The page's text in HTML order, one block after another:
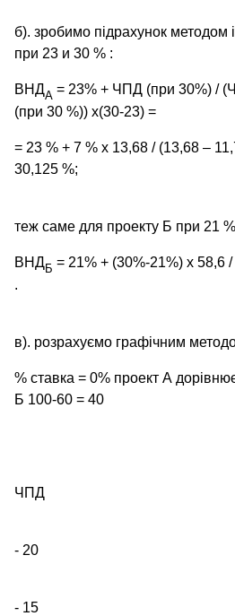
б). зробимо підрахунок методом
при 23 и 30 % :
ВНДА = 23% + ЧПД (при 30%) /
(при 30 %)) х(30-23) =
= 23 % + 7 % х 13,68 / (13,68 –
30,125 %;
теж саме для проекту Б при 21
ВНДБ = 21% + (30%-21%) х 58,6
.
в). розрахуємо графічним
% ставка = 0% проект А
Б 100-60 = 40
ЧПД
- 20
- 15